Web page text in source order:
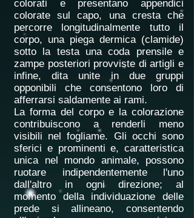
colorati e presentano appendici
colorate sul capo, una cresta che
percorre longitudinalmente tutto il
corpo, una piega dermica (clamide)
sotto la testa una coda prensile e
zampe posteriori provviste di artigli e
infine, dita unite in due gruppi
opponibili che consentono loro di
afferrarsi saldamente ai rami.
La forma del corpo e la colorazione
contribuiscono a renderli meno
visibili nel fogliame. Gli occhi sono
sferici e prominenti e, caratteristica
unica nel mondo animale, possono
ruotare indipendentemente l'uno
dall'altro in ogni direzione; al
momento della individuazione delle
prede si allineano, consentendo